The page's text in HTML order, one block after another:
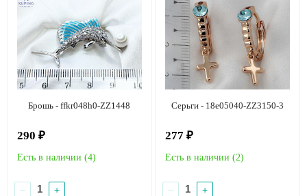
Брошь - ffkr048h0-ZZ1448
290 ₽
Есть в наличии (4)
− +
Серьги - 18e05040-ZZ3150-3
277 ₽
Есть в наличии (2)
− +